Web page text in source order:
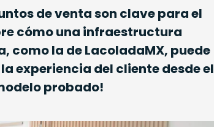
de venta son clave para el
cómo una infraestructura
como la de LacoladaMX, puede
experiencia del cliente desde el
probado!